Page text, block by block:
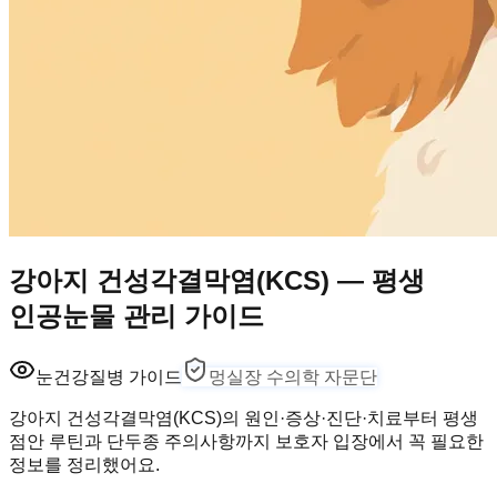
강아지 건성각결막염(KCS) — 평생
인공눈물 관리 가이드
눈건강질병 가이드 멍실장 수의학 자문단
강아지 건성각결막염(KCS)의 원인·증상·진단·치료부터 평생
점안 루틴과 단두종 주의사항까지 보호자 입장에서 꼭 필요한
정보를 정리했어요.